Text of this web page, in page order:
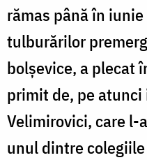
rămas până în
tulburărilor
bolșevice, a plecat
primit de, pe
Velimirovici, care l-
unul dintre